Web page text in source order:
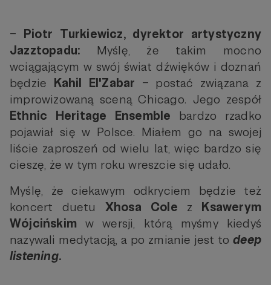
– Piotr Turkiewicz, dyrektor artystyczny
Jazztopadu: Myślę, że takim mocno
wciągającym w swój świat dźwięków i doznań
będzie Kahil El'Zabar – postać związana z
improwizowaną sceną Chicago. Jego zespół
Ethnic Heritage Ensemble bardzo rzadko
pojawiał się w Polsce. Miałem go na swojej
liście zaproszeń od wielu lat, więc bardzo się
cieszę, że w tym roku wreszcie się udało.
Myślę, że ciekawym odkryciem będzie też
koncert duetu Xhosa Cole z Ksawerym
Wójcińskim w wersji, którą myśmy kiedyś
nazywali medytacją, a po zmianie jest todeep
listening.